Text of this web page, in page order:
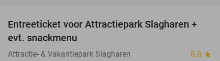
41%
Entreeticket voor Attractiepark Slagharen +
evt. snackmenu
Attractie- & Vakantiepark Slagharen 8.8 star